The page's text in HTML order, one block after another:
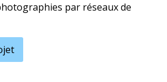
par réseaux de